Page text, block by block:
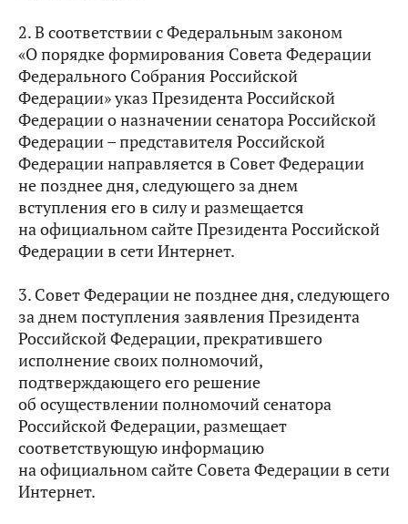
2. В соответствии с Федеральным законом
«О порядке формирования Совета Федерации
Федерального Собрания Российской
Федерации» указ Президента Российской
Федерации о назначении сенатора Российской
Федерации – представителя Российской
Федерации направляется в Совет Федерации
не позднее дня, следующего за днем
вступления его в силу и размещается
на официальном сайте Президента Российской
Федерации в сети Интернет.
3. Совет Федерации не позднее дня, следующего
за днем поступления заявления Президента
Российской Федерации, прекратившего
исполнение своих полномочий,
подтверждающего его решение
об осуществлении полномочий сенатора
Российской Федерации, размещает
соответствующую информацию
на официальном сайте Совета Федерации в сети
Интернет.